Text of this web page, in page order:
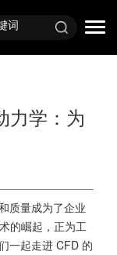
力学：为
质量成为了企业
的崛起，正为工
一起走进 CFD 的